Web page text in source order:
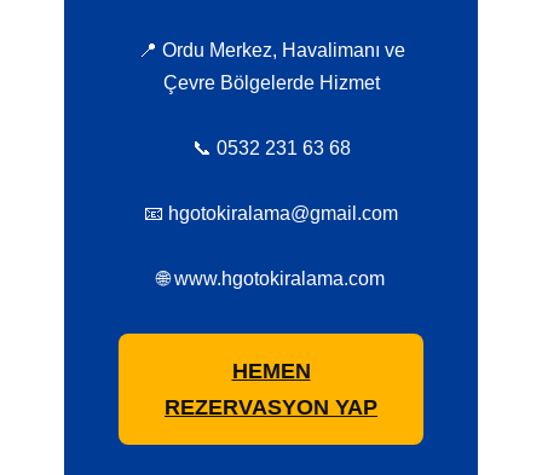
📍 Ordu Merkez, Havalimanı ve
Çevre Bölgelerde Hizmet
📞 0532 231 63 68
📧 hgotokiralama@gmail.com
🌐 www.hgotokiralama.com
HEMEN
REZERVASYON YAP